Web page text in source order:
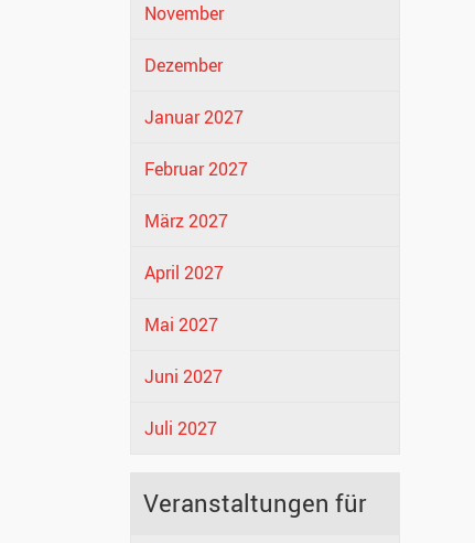
November
Dezember
Januar 2027
Februar 2027
März 2027
April 2027
Mai 2027
Juni 2027
Juli 2027
Veranstaltungen für